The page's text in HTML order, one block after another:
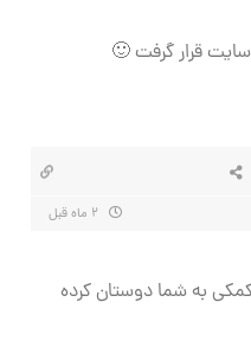
قرار گرفت 🙂
به شما دوستان کرده